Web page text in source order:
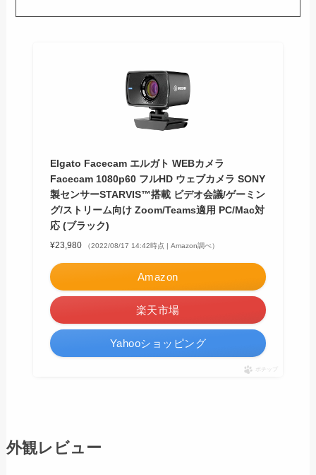
Elgato Facecam エルガト WEBカメラ
Facecam 1080p60 フルHD ウェブカメラ SONY
製センサーSTARVIS™搭載 ビデオ会議/ゲーミン
グ/ストリーム向け Zoom/Teams適用 PC/Mac対
応 (ブラック)
¥23,980 （2022/08/17 14:42時点 | Amazon調べ）
Amazon
楽天市場
Yahooショッピング
ポチップ
外観レビュー